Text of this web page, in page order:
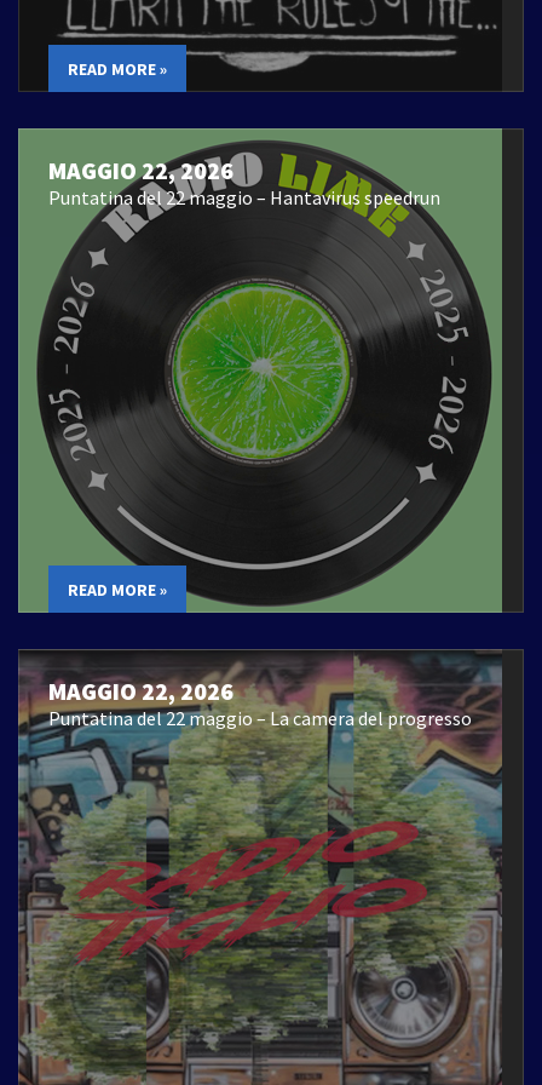
READ MORE »
MAGGIO 22, 2026
Puntatina del 22 maggio – Hantavirus speedrun
READ MORE »
MAGGIO 22, 2026
Puntatina del 22 maggio – La camera del progresso